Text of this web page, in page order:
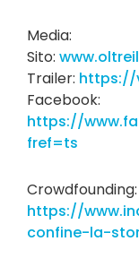
Media:
Sito:
Trailer: https://
Facebook:
https://
fref=ts
Crowdfounding:
https://
confine-la-